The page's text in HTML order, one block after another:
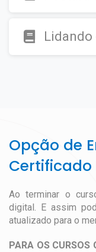
Lidando
Opção de
Certificado
Ao terminar o
digital. E assim
atualizado para o
PARA OS CURSOS